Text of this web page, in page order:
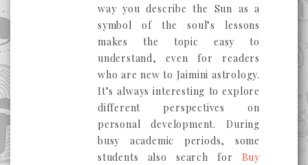
way you describe the Sun as a
symbol of the soul’s lessons
makes the topic easy to
understand, even for readers
who are new to Jaimini astrology.
It’s always interesting to explore
different perspectives on
personal development. During
busy academic periods, some
students also search for Buy